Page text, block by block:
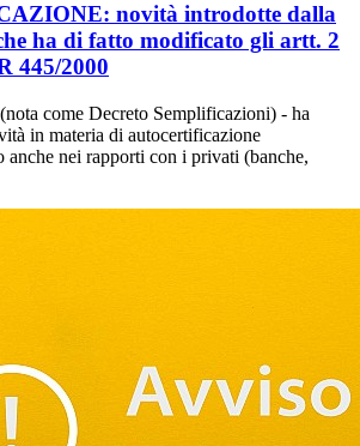
novità introdotte dalla
ha di fatto modificato gli artt. 2
445/2000
come Decreto Semplificazioni) - ha
in materia di autocertificazione
anche nei rapporti con i privati (banche,